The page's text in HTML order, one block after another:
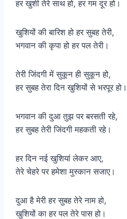
हर खुशी तेरे साथ हो, हर गम दूर हो।
खुशियों की बारिश हो हर सुबह तेरी,
भगवान की कृपा हो हर पल तेरी।
तेरी जिंदगी में सुकून ही सुकून हो,
हर सुबह तेरा दिन खुशियों से भरपूर हो।
भगवान की दुआ तुझ पर बरसती रहे,
हर सुबह तेरी जिंदगी महकती रहे।
हर दिन नई खुशियां लेकर आए,
तेरे चेहरे पर हमेशा मुस्कान सजाए।
दुआ है मेरी हर सुबह तेरे नाम हो,
खुशियों का हर पल तेरे पास हो।